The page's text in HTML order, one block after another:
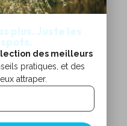
plus. Juste les
des meilleurs
pratiques, et des
attraper.